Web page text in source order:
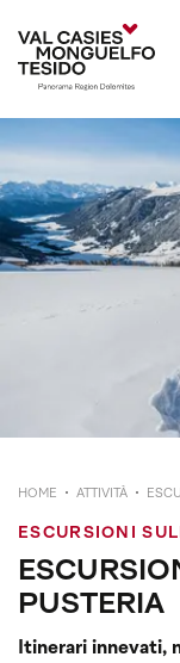
HOME ATTIVITÀ
ESCURSIONI
PUSTERIA
Itinerari innevati,